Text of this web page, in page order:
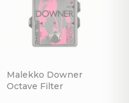
Malekko Downer
Octave Filter